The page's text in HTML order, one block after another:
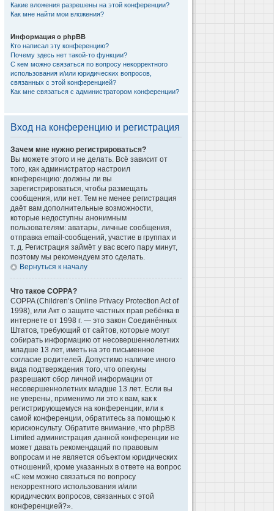
Какие вложения разрешены на этой конференции?
Как мне найти мои вложения?
Информация о phpBB
Кто написал эту конференцию?
Почему здесь нет такой-то функции?
С кем можно связаться по вопросу некорректного
использования и/или юридических вопросов,
связанных с этой конференцией?
Как мне связаться с администратором конференции?
Вход на конференцию и регистрация
Зачем мне нужно регистрироваться?
Вы можете этого и не делать. Всё зависит от
того, как администратор настроил
конференцию: должны ли вы
зарегистрироваться, чтобы размещать
сообщения, или нет. Тем не менее регистрация
даёт вам дополнительные возможности,
которые недоступны анонимным
пользователям: аватары, личные сообщения,
отправка email-сообщений, участие в группах и
т. д. Регистрация займёт у вас всего пару минут,
поэтому мы рекомендуем это сделать.
Вернуться к началу
Что такое COPPA?
COPPA (Children’s Online Privacy Protection Act of
1998), или Акт о защите частных прав ребёнка в
интернете от 1998 г. — это закон Соединённых
Штатов, требующий от сайтов, которые могут
собирать информацию от несовершеннолетних
младше 13 лет, иметь на это письменное
согласие родителей. Допустимо наличие иного
вида подтверждения того, что опекуны
разрешают сбор личной информации от
несовершеннолетних младше 13 лет. Если вы
не уверены, применимо ли это к вам, как к
регистрирующемуся на конференции, или к
самой конференции, обратитесь за помощью к
юрисконсульту. Обратите внимание, что phpBB
Limited администрация данной конференции не
может давать рекомендаций по правовым
вопросам и не является объектом юридических
отношений, кроме указанных в ответе на вопрос
«С кем можно связаться по вопросу
некорректного использования и/или
юридических вопросов, связанных с этой
конференцией?».